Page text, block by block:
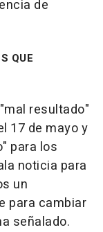
de
QUE
resultado"
17 de mayo y
para los
noticia para
un
para cambiar
señalado.